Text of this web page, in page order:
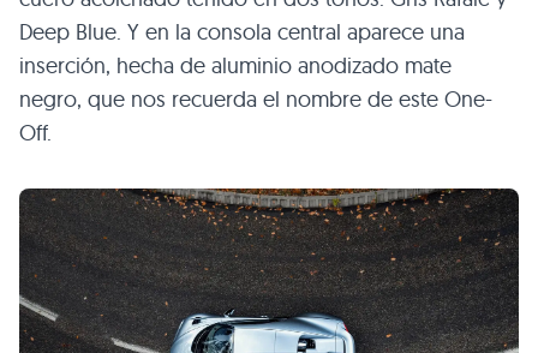
Deep Blue. Y en la consola central aparece una
inserción, hecha de aluminio anodizado mate
negro, que nos recuerda el nombre de este One-
Off.